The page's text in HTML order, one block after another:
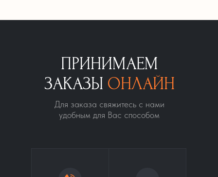
ПРИНИМАЕМ
ЗАКАЗЫ ОНЛАЙН
Для заказа свяжитесь с нами
удобным для Вас способом